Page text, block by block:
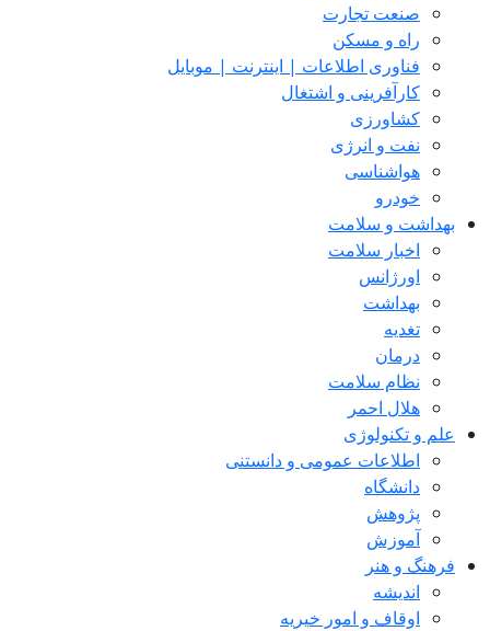
صنعت تجارت
راه و مسکن
فناوری اطلاعات | اینترنت | موبایل
کارآفرینی و اشتغال
کشاورزی
نفت و انرژی
هواشناسی
خودرو
بهداشت و سلامت
اخبار سلامت
اورژانس
بهداشت
تغدیه
درمان
نظام سلامت
هلال احمر
علم و تکنولوژی
اطلاعات عمومی و دانستنی
دانشگاه
پژوهش
آموزش
فرهنگ و هنر
اندیشه
اوقاف و امور خیریه